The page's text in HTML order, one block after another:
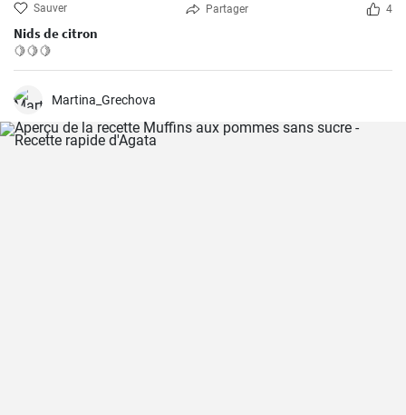
Sauver Partager 4
Nids de citron
🍋🍋🍋
Martina_Grechova